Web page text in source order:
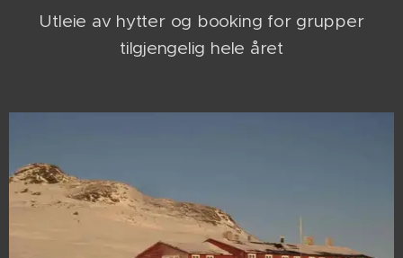
Utleie av hytter og booking for grupper
tilgjengelig hele året